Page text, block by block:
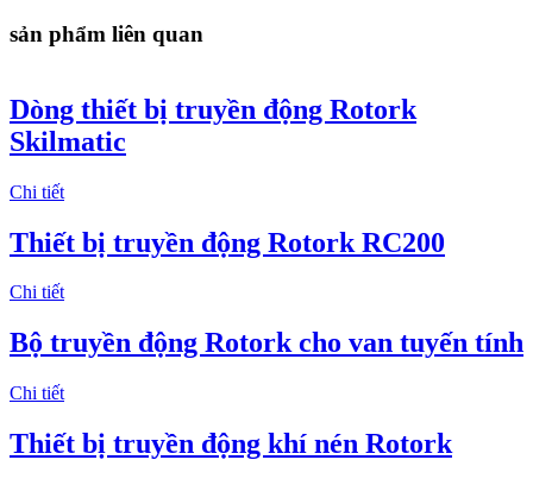
sản phẩm liên quan
Dòng thiết bị truyền động Rotork
Skilmatic
Chi tiết
Thiết bị truyền động Rotork RC200
Chi tiết
Bộ truyền động Rotork cho van tuyến tính
Chi tiết
Thiết bị truyền động khí nén Rotork